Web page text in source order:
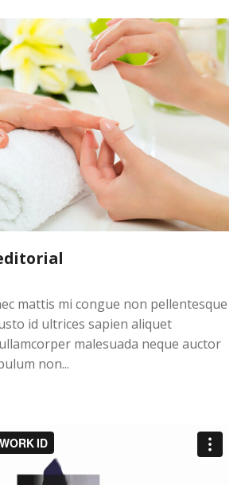
mattis mi congue non pellentesque
id ultrices sapien aliquet
malesuada neque auctor
non...